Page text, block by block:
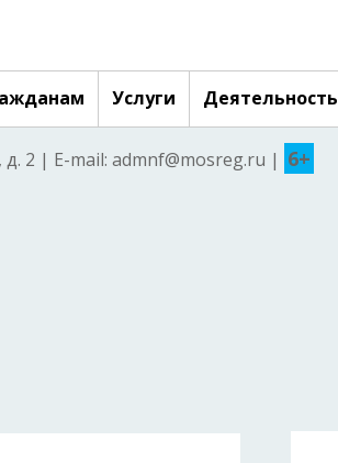
Услуги Деятельность
2 | E-mail: admnf@mosreg.ru | 6+